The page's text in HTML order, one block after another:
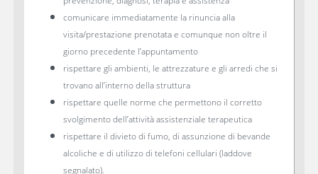
comunicare immediatamente la rinuncia alla
visita/prestazione prenotata e comunque non oltre il
giorno precedente l’appuntamento
rispettare gli ambienti, le attrezzature e gli arredi che si
trovano all’interno della struttura
rispettare quelle norme che permettono il corretto
svolgimento dell’attività assistenziale terapeutica
rispettare il divieto di fumo, di assunzione di bevande
alcoliche e di utilizzo di telefoni cellulari (laddove
segnalato).